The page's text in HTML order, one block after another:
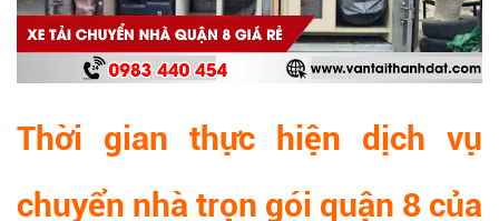
Thời gian thực hiện dịch vụ
chuyển nhà trọn gói quận 8 của